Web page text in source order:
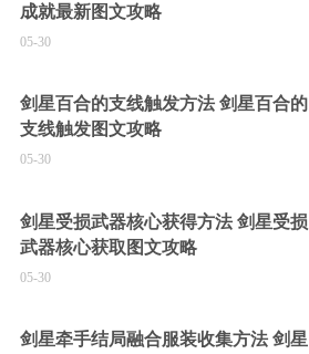
成就最新图文攻略
05-30
剑星百合的支线触发方法 剑星百合的
支线触发图文攻略
05-30
剑星受损武器核心获得方法 剑星受损
武器核心获取图文攻略
05-30
剑星牵手结局融合服装收集方法 剑星